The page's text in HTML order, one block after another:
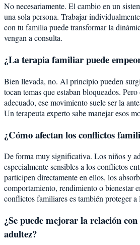
No necesariamente. El cambio en un
una sola persona. Trabajar
con tu familia puede transformar la
vengan a consulta.
¿La terapia familiar puede
Bien llevada, no. Al principio pueden
tocan temas que estaban bloqueados.
adecuado, ese movimiento suele ser la
Un terapeuta experto sabe manejar esos
¿Cómo afectan los conflictos
De forma muy significativa. Los niños y
especialmente sensibles a los conflictos
participen directamente en ellos, los
comportamiento, rendimiento o bienestar
conflictos familiares es también proteger a
¿Se puede mejorar la relación
adultez?